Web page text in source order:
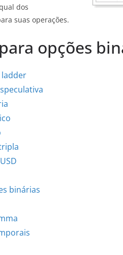
dos
suas operações.
opções
ladder
binárias